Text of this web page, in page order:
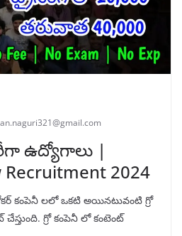
ఉద్యోగాలు |
Recruitment 2024
కంపెనీ లలో ఒకటి అయినటువంటి గ్రో
చేస్తుంది. గ్రో కంపెనీ లో కంటెంట్